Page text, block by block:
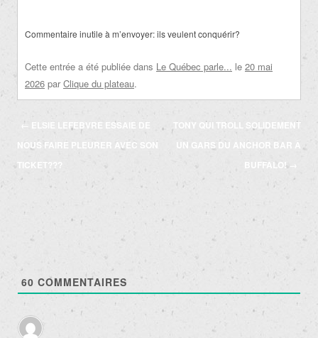
Commentaire inutile à m’envoyer: ils veulent conquérir?
Cette entrée a été publiée dans Le Québec parle... le 20 mai
2026 par Clique du plateau.
Navigation
des
articles
← ELSIE LEFEBVRE ESSAIE DE
NOUS FAIRE PLEURER AVEC SON
TICKET???
TONY QUI TROLL SOLIDEMENT
UN GARS DU ANCHOR BAR À
BUFFALO!
60 COMMENTAIRES